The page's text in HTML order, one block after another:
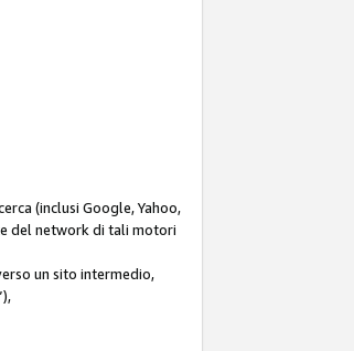
(inclusi Google, Yahoo,
del network di tali motori
un sito intermedio,